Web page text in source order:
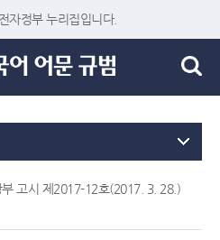
자정부 누리집입니다.
고시 제2017-12호(2017. 3. 28.)